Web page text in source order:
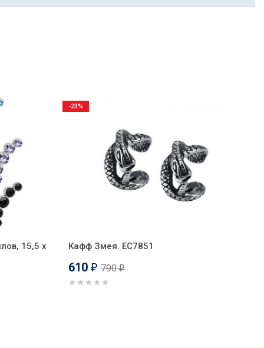
15,5 х
Кафф Змея. EC7851
610 ₽ 790₽
-23%